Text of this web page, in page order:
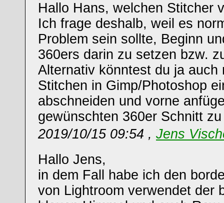
Hallo Hans, welchen Stitcher
Ich frage deshalb, weil es
Problem sein sollte, Beginn
360ers darin zu setzen bzw.
Alternativ könntest du ja auch
Stitchen in Gimp/Photoshop
abschneiden und vorne
gewünschten 360er Schnitt
2019/10/15 09:54 , Jens
Hallo Jens,
in dem Fall habe ich den
von Lightroom verwendet der